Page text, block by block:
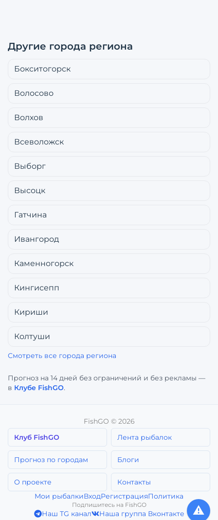
Другие города региона
Бокситогорск
Волосово
Волхов
Всеволожск
Выборг
Высоцк
Гатчина
Ивангород
Каменногорск
Кингисепп
Кириши
Колтуши
Смотреть все города региона
Прогноз на 14 дней без ограничений и без рекламы —
в Клубе FishGO.
⚠️
FishGO © 2026
Клуб FishGO
Лента рыбалок
Прогноз по городам Блоги
О проекте
Контакты
Мои рыбалкиВходРегистрацияПолитика
Подпишитесь на FishGO
Наш TG канал Наша группа Вконтакте